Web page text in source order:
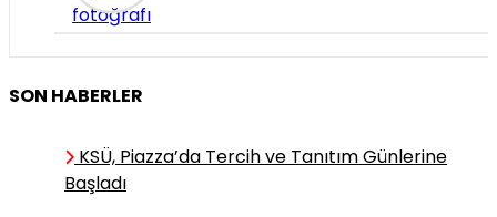
SON HABERLER
KSÜ, Piazza’da Tercih ve Tanıtım Günlerine
Başladı